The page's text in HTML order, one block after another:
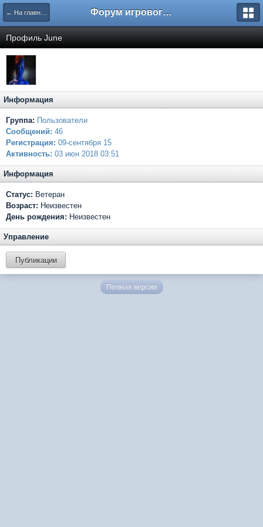
← На главную Форум игрового проекта Riverrise
Профиль June
Информация
Группа: Пользователи
Сообщений: 46
Регистрация: 09-сентября 15
Активность: 03 июн 2018 03:51
Информация
Статус: Ветеран
Возраст: Неизвестен
День рождения: Неизвестен
Управление
Публикации
Полная версия